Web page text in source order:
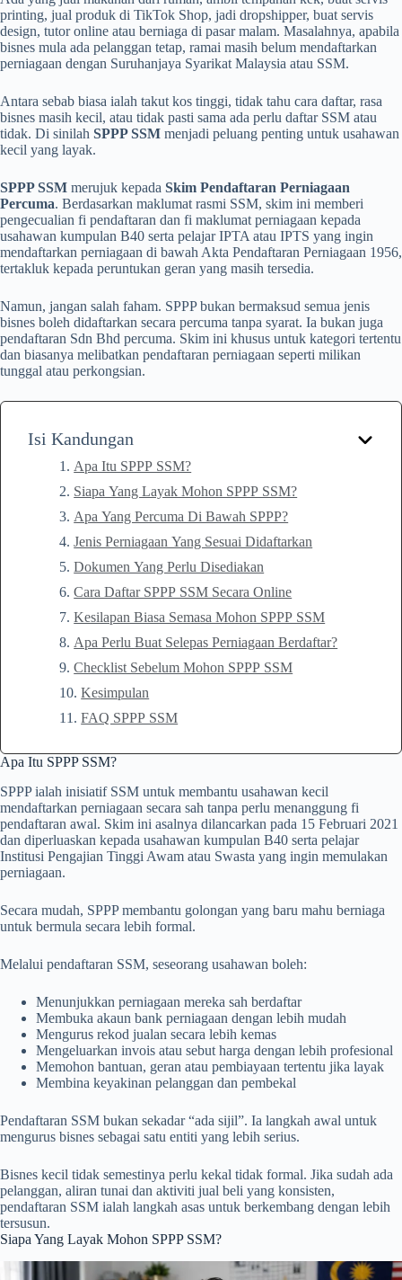
printing, jual produk di TikTok Shop, jadi dropshipper, buat servis
design, tutor online atau berniaga di pasar malam. Masalahnya, apabila
bisnes mula ada pelanggan tetap, ramai masih belum mendaftarkan
perniagaan dengan Suruhanjaya Syarikat Malaysia atau SSM.
Antara sebab biasa ialah takut kos tinggi, tidak tahu cara daftar, rasa
bisnes masih kecil, atau tidak pasti sama ada perlu daftar SSM atau
tidak. Di sinilah SPPP SSM menjadi peluang penting untuk usahawan
kecil yang layak.
SPPP SSM merujuk kepada Skim Pendaftaran Perniagaan
Percuma. Berdasarkan maklumat rasmi SSM, skim ini memberi
pengecualian fi pendaftaran dan fi maklumat perniagaan kepada
usahawan kumpulan B40 serta pelajar IPTA atau IPTS yang ingin
mendaftarkan perniagaan di bawah Akta Pendaftaran Perniagaan 1956,
tertakluk kepada peruntukan geran yang masih tersedia.
Namun, jangan salah faham. SPPP bukan bermaksud semua jenis
bisnes boleh didaftarkan secara percuma tanpa syarat. Ia bukan juga
pendaftaran Sdn Bhd percuma. Skim ini khusus untuk kategori tertentu
dan biasanya melibatkan pendaftaran perniagaan seperti milikan
tunggal atau perkongsian.
Isi Kandungan
Apa Itu SPPP SSM?
Siapa Yang Layak Mohon SPPP SSM?
Apa Yang Percuma Di Bawah SPPP?
Jenis Perniagaan Yang Sesuai Didaftarkan
Dokumen Yang Perlu Disediakan
Cara Daftar SPPP SSM Secara Online
Kesilapan Biasa Semasa Mohon SPPP SSM
Apa Perlu Buat Selepas Perniagaan Berdaftar?
Checklist Sebelum Mohon SPPP SSM
Kesimpulan
FAQ SPPP SSM
Apa Itu SPPP SSM?
SPPP ialah inisiatif SSM untuk membantu usahawan kecil
mendaftarkan perniagaan secara sah tanpa perlu menanggung fi
pendaftaran awal. Skim ini asalnya dilancarkan pada 15 Februari 2021
dan diperluaskan kepada usahawan kumpulan B40 serta pelajar
Institusi Pengajian Tinggi Awam atau Swasta yang ingin memulakan
perniagaan.
Secara mudah, SPPP membantu golongan yang baru mahu berniaga
untuk bermula secara lebih formal.
Melalui pendaftaran SSM, seseorang usahawan boleh:
Menunjukkan perniagaan mereka sah berdaftar
Membuka akaun bank perniagaan dengan lebih mudah
Mengurus rekod jualan secara lebih kemas
Mengeluarkan invois atau sebut harga dengan lebih profesional
Memohon bantuan, geran atau pembiayaan tertentu jika layak
Membina keyakinan pelanggan dan pembekal
Pendaftaran SSM bukan sekadar “ada sijil”. Ia langkah awal untuk
mengurus bisnes sebagai satu entiti yang lebih serius.
Bisnes kecil tidak semestinya perlu kekal tidak formal. Jika sudah ada
pelanggan, aliran tunai dan aktiviti jual beli yang konsisten,
pendaftaran SSM ialah langkah asas untuk berkembang dengan lebih
tersusun.
Siapa Yang Layak Mohon SPPP SSM?